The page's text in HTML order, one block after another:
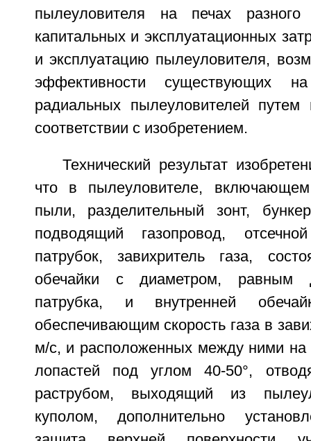
пылеуловителя на печах
капитальных и эксплуатационных
и эксплуатацию пылеуловителя,
эффективности существующих
радиальных пылеуловителей путем
соответствии с изобретением.
Технический результат
что в пылеуловителе,
пыли, разделительный зонт,
подводящий газопровод,
патрубок, завихритель газа,
обечайки с диаметром, равным
патрубка, и внутренней
обеспечивающим скорость газа в
м/с, и расположенных между ними на
лопастей под углом 40-50°,
раструбом, выходящий из
куполом, дополнительно